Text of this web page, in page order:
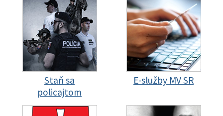
Staň sa
policajtom
E-služby MV SR